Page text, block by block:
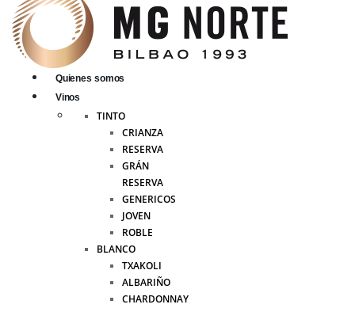
Quienes somos
Vinos
TINTO
CRIANZA
RESERVA
GRÁN
RESERVA
GENERICOS
JOVEN
ROBLE
BLANCO
TXAKOLI
ALBARIÑO
CHARDONNAY